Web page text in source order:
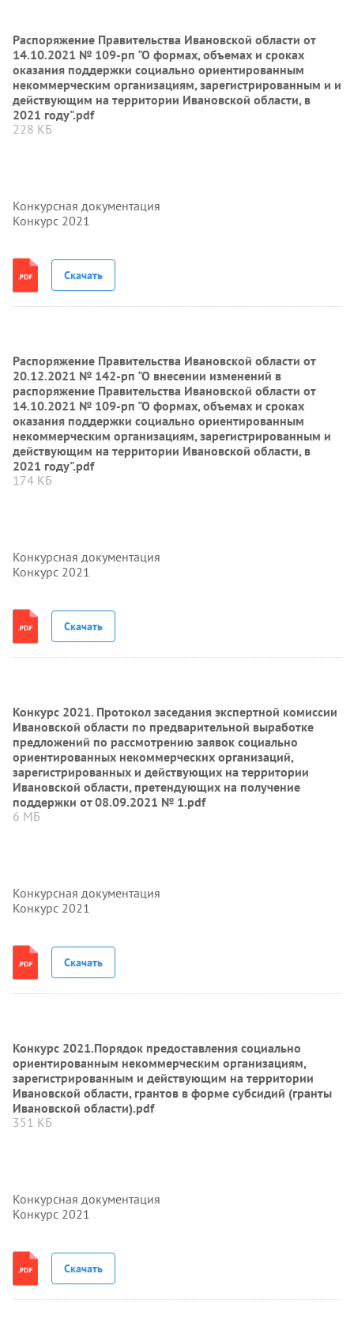
Распоряжение Правительства Ивановской области от
14.10.2021 № 109-рп "О формах, объемах и сроках
оказания поддержки социально ориентированным
некоммерческим организациям, зарегистрированным и и
действующим на территории Ивановской области, в
2021 году".pdf
228 КБ
Конкурсная документация
Конкурс 2021
Скачать
Распоряжение Правительства Ивановской области от
20.12.2021 № 142-рп "О внесении изменений в
распоряжение Правительства Ивановской области от
14.10.2021 № 109-рп "О формах, объемах и сроках
оказания поддержки социально ориентированным
некоммерческим организациям, зарегистрированным и
действующим на территории Ивановской области, в
2021 году".pdf
174 КБ
Конкурсная документация
Конкурс 2021
Скачать
Конкурс 2021. Протокол заседания экспертной комиссии
Ивановской области по предварительной выработке
предложений по рассмотрению заявок социально
ориентированных некоммерческих организаций,
зарегистрированных и действующих на территории
Ивановской области, претендующих на получение
поддержки от 08.09.2021 № 1.pdf
6 МБ
Конкурсная документация
Конкурс 2021
Скачать
Конкурс 2021.Порядок предоставления социально
ориентированным некоммерческим организациям,
зарегистрированным и действующим на территории
Ивановской области, грантов в форме субсидий (гранты
Ивановской области).pdf
351 КБ
Конкурсная документация
Конкурс 2021
Скачать